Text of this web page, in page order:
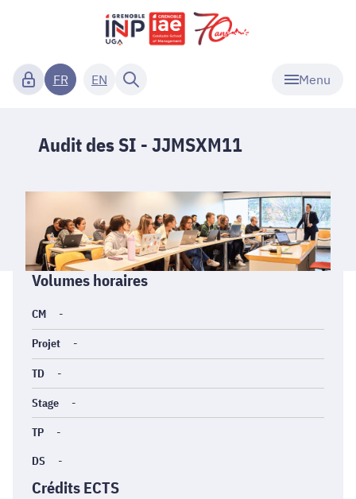
Menu
FR EN
Audit des SI - JJMSXM11
Informations
générales
Volumes horaires
CM -
Projet -
TD -
Stage -
TP -
DS -
Crédits ECTS